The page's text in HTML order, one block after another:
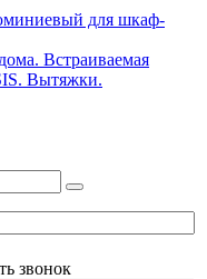
для шкаф-
Встраиваемая
Вытяжки.
звонок